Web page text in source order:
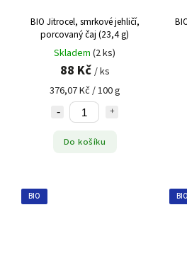
BIO Jitrocel, smrkové jehličí,
porcovaný čaj (23,4 g)
Skladem (2 ks)
88 Kč / ks
376,07 Kč / 100 g
Do košíku
BIO BIO